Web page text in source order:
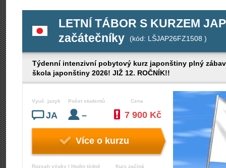
LETNÍ TÁBOR S KURZEM
začátečníky
(kód: LŠJAP26FZ1508 )
Týdenní intenzivní pobytový kurz japonštiny plný
škola japonštiny 2026! JIŽ 12. ROČNÍK!!
Vyuč. jazyk
JA
Počet studentů
–
Cena
7 900 Kč
Více o kurzu
Rozsah výuky | Hodin týdně Kurz začíná